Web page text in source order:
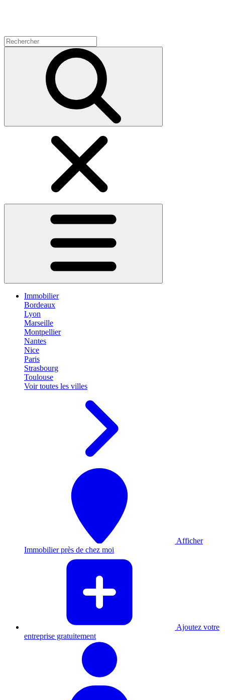
Immobilier
Bordeaux
Lyon
Marseille
Montpellier
Nantes
Nice
Paris
Strasbourg
Toulouse
Voir toutes les villes
Afficher
Immobilier près de chez moi
Ajoutez votre
entreprise gratuitement